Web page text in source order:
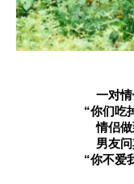
一对
“你们吃
情侣
男友
“你不爱